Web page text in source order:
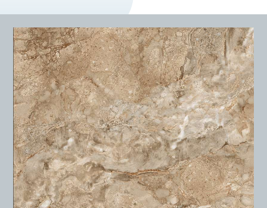
THƯ
TIN SỰ KIỆN
TIN CHUYÊN MÔN
LIÊN HỆ - TƯ